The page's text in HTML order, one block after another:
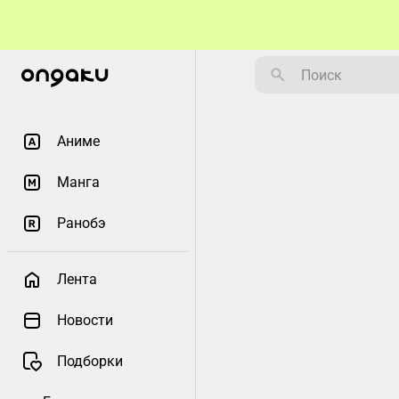
Аниме
Манга
Ранобэ
Лента
Новости
Подборки